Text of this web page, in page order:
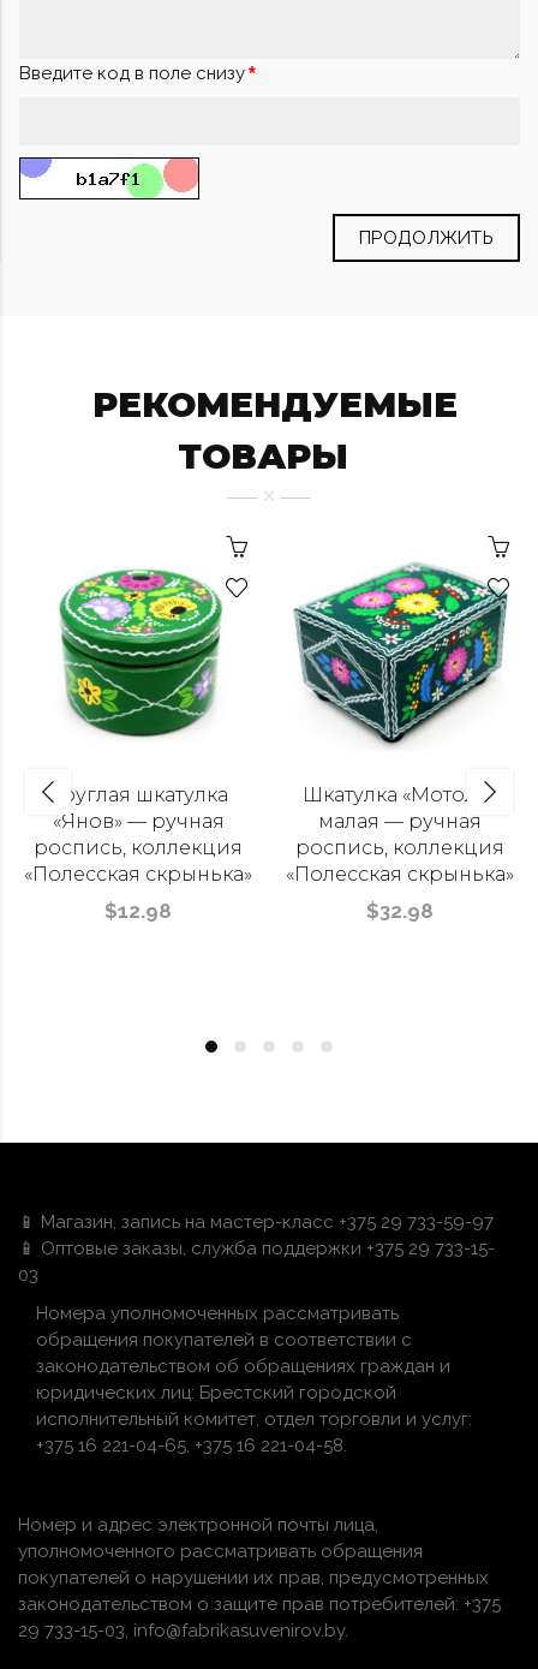
Введите код в поле снизу
ПРОДОЛЖИТЬ
РЕКОМЕНДУЕМЫЕ
ТОВАРЫ
Круглая шкатулка
«Янов» — ручная
роспись, коллекция
«Полесская скрынька»
$12.98
Шкатулка «Мотоль»
малая — ручная
роспись, коллекция
«Полесская скрынька»
$32.98
📱 Магазин, запись на мастер-класс +375 29 733-59-97
📱 Оптовые заказы, служба поддержки +375 29 733-15-
03
Номера уполномоченных рассматривать
обращения покупателей в соответствии с
законодательством об обращениях граждан и
юридических лиц: Брестский городской
исполнительный комитет, отдел торговли и услуг:
+375 16 221-04-65, +375 16 221-04-58.
Номер и адрес электронной почты лица,
уполномоченного рассматривать обращения
покупателей о нарушении их прав, предусмотренных
законодательством о защите прав потребителей: +375
29 733-15-03, info@fabrikasuvenirov.by.